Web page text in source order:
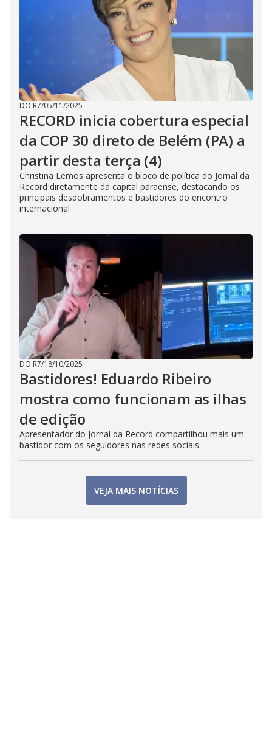
DO R7/05/11/2025
RECORD inicia cobertura especial
da COP 30 direto de Belém (PA) a
partir desta terça (4)
Christina Lemos apresenta o bloco de política do Jornal da
Record diretamente da capital paraense, destacando os
principais desdobramentos e bastidores do encontro
internacional
DO R7/18/10/2025
Bastidores! Eduardo Ribeiro
mostra como funcionam as ilhas
de edição
Apresentador do Jornal da Record compartilhou mais um
bastidor com os seguidores nas redes sociais
VEJA MAIS NOTÍCIAS